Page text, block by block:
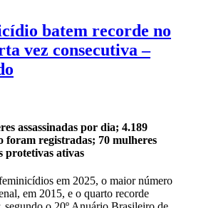
batem recorde no
vez consecutiva –
assassinadas por dia; 4.189
foram registradas; 70 mulheres
protetivas ativas
em 2025, o maior número
em 2015, e o quarto recorde